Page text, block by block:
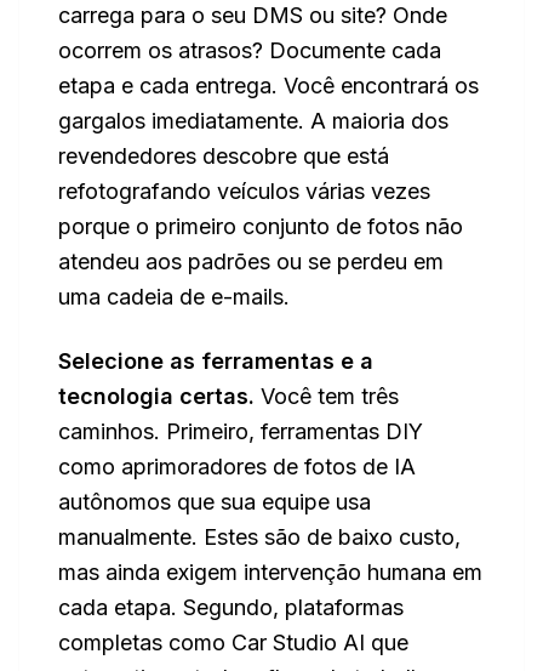
carrega para o seu DMS ou site? Onde
ocorrem os atrasos? Documente cada
etapa e cada entrega. Você encontrará os
gargalos imediatamente. A maioria dos
revendedores descobre que está
refotografando veículos várias vezes
porque o primeiro conjunto de fotos não
atendeu aos padrões ou se perdeu em
uma cadeia de e-mails.
Selecione as ferramentas e a
tecnologia certas. Você tem três
caminhos. Primeiro, ferramentas DIY
como aprimoradores de fotos de IA
autônomos que sua equipe usa
manualmente. Estes são de baixo custo,
mas ainda exigem intervenção humana em
cada etapa. Segundo, plataformas
completas como Car Studio AI que